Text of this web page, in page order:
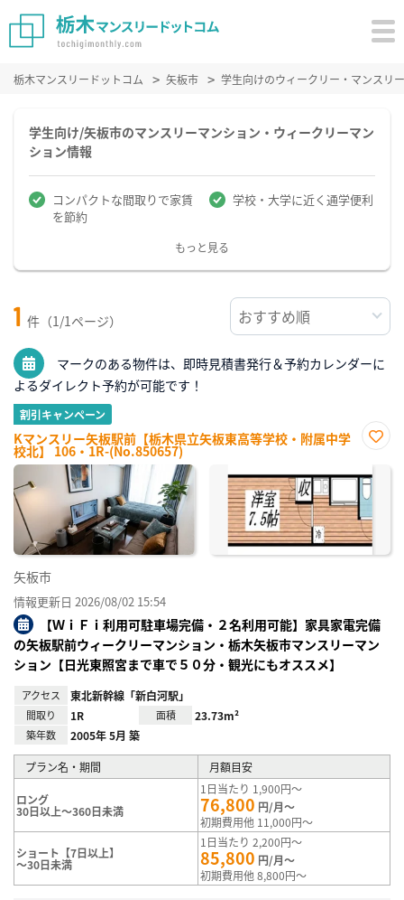
栃木マンスリードットコム 矢板市 学生向けのウィークリー・マンスリ
学生向け/矢板市のマンスリーマンション・ウィークリーマン
ション情報
コンパクトな間取りで家賃
を節約
学校・大学に近く通学便利
もっと見る
1 件（1/1ページ）
マークのある物件は、即時見積書発行＆予約カレンダーに
よるダイレクト予約が可能です！
割引キャンペーン
Kマンスリー矢板駅前【栃木県立矢板東高等学校・附属中学
校北】 106・1R-(No.850657)
に入
り登
録
矢板市
情報更新日 2026/08/02 15:54
【ＷｉＦｉ利用可駐車場完備・２名利用可能】家具家電完備
の矢板駅前ウィークリーマンション・栃木矢板市マンスリーマン
ション【日光東照宮まで車で５０分・観光にもオススメ】
アクセス 東北新幹線「新白河駅」
間取り 1R 面積 23.73m²
築年数 2005年 5月 築
プラン名・期間 月額目安
ロング
30日以上～360日未満
1日当たり 1,900円～
76,800 円/月～
初期費用他 11,000円～
ショート【7日以上】
～30日未満
1日当たり 2,200円～
85,800 円/月～
初期費用他 8,800円～